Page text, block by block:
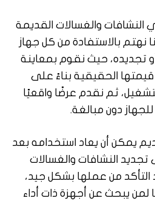
والغسالات القديمة
نهتم بالاستفادة من كل جهاز
تجديده، حيث نقوم بمعاينة
الحقيقية بناءً على
ثم نقدم عرضًا واقعيًا
دون مبالغة.
يمكن أن يعاد استخدامه بعد
النشافات والغسالات
التأكد من عملها بشكل جيد،
لمن يبحث عن أجهزة ذات أداء